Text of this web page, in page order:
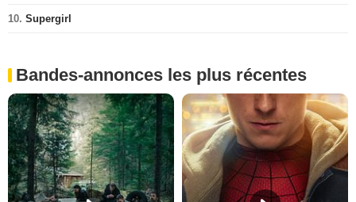
10. Supergirl
Bandes-annonces les plus récentes